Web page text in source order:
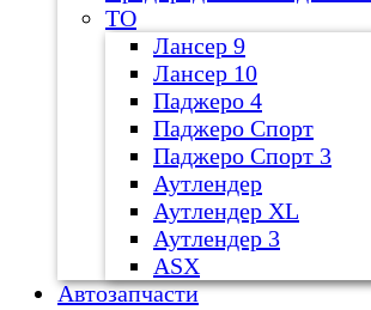
ТО
Лансер 9
Лансер 10
Паджеро 4
Паджеро Спорт
Паджеро Спорт 3
Аутлендер
Аутлендер ХL
Аутлендер 3
ASX
Автозапчасти